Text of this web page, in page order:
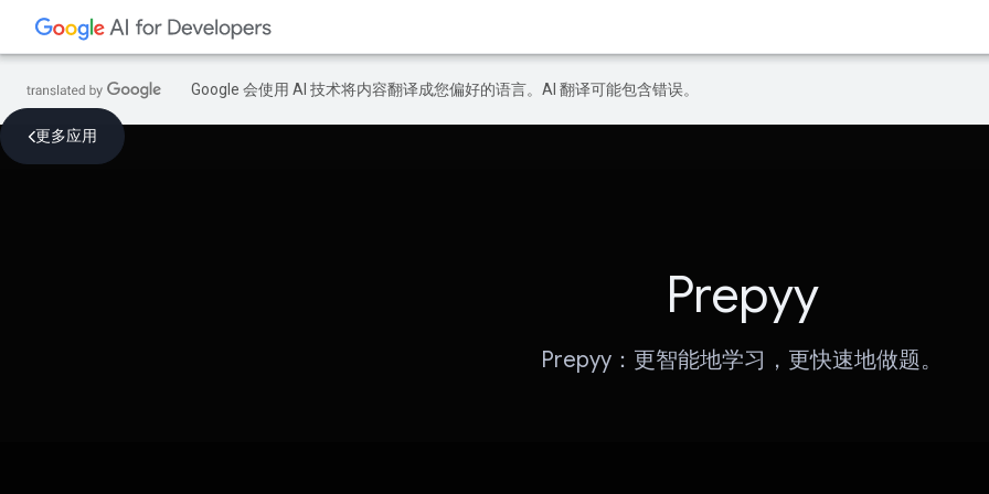
Google 会使用 AI 技术将内容翻译成您偏好的语言。AI 翻译可能包含错误。
更多应用
Prepyy
Prepyy：更智能地学习，更快速地做题。